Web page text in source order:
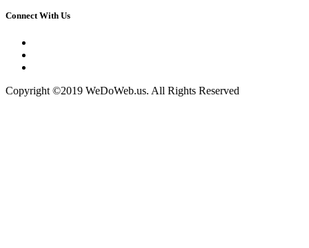
Connect With Us
Copyright ©2019 WeDoWeb.us. All Rights Reserved